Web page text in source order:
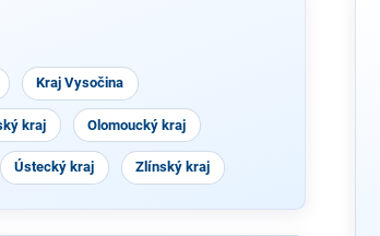
Kraj Vysočina
kraj Olomoucký kraj
Ústecký kraj Zlínský kraj